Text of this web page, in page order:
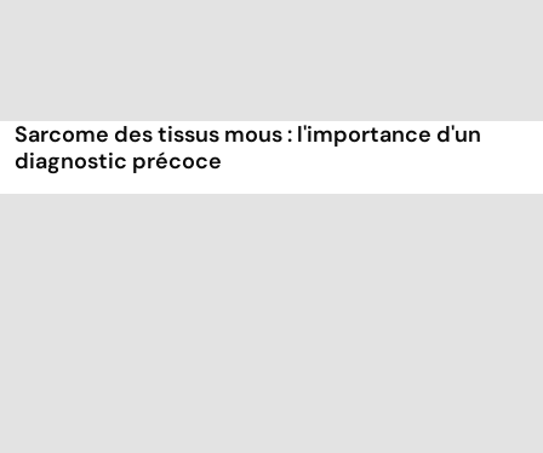
Sarcome des tissus mous : l'importance d'un
diagnostic précoce